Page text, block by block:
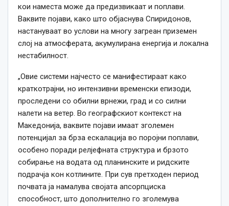
кои наместа може да предизвикаат и поплави.
Ваквите појави, како што објаснува Спиридонов,
настануваат во услови на многу загреан приземен
слој на атмосферата, акумулирана енергија и локална
нестабилност.
„Овие системи најчесто се манифестираат како
краткотрајни, но интензивни временски епизоди,
проследени со обилни врнежи, град и со силни
налети на ветер. Во географскиот контекст на
Македонија, ваквите појави имаат зголемен
потенцијал за брза ескалација во поројни поплави,
особено поради релјефната структура и брзото
собирање на водата од планинските и ридските
подрачја кон котлините. При сув претходен период
почвата ја намалува својата апсорпциска
способност, што дополнително го зголемува